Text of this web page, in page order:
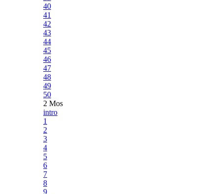
40
41
42
43
44
45
46
47
48
49
50
2 Mos
intro
1
2
3
4
5
6
7
8
9